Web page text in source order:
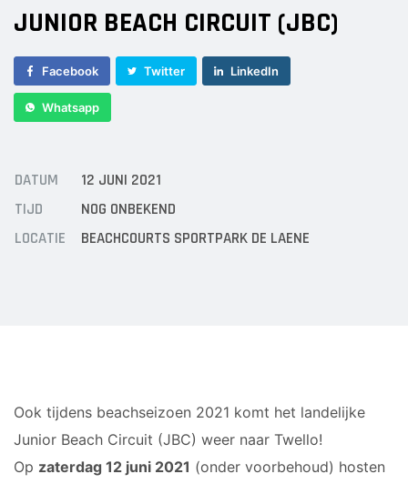
JUNIOR BEACH CIRCUIT (JBC)
Facebook Twitter LinkedIn
Whatsapp
DATUM
12 JUNI 2021
TIJD
NOG ONBEKEND
LOCATIE
BEACHCOURTS SPORTPARK DE LAENE
Ook tijdens beachseizoen 2021 komt het landelijke
Junior Beach Circuit (JBC) weer naar Twello!
Op zaterdag 12 juni 2021 (onder voorbehoud) hosten